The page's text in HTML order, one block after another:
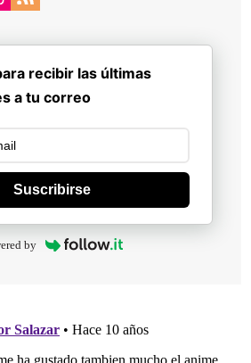
recibir las últimas
a tu correo
Suscribirse
by